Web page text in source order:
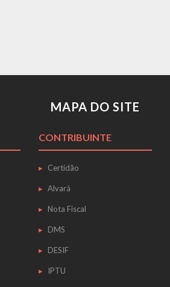
MAPA DO SITE
CONTRIBUINTE
Certidão
Alvará
Nota Fiscal
DMS
DESIF
IPTU